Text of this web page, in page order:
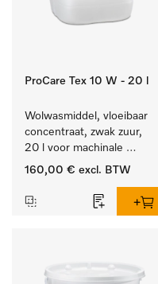
ProCare Tex 10 W - 20 l
Wolwasmiddel, vloeibaar
concentraat, zwak zuur,
20 l voor machinale
reiniging van wol.
160,00 € excl. BTW